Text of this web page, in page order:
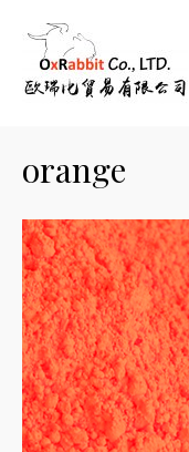
orange